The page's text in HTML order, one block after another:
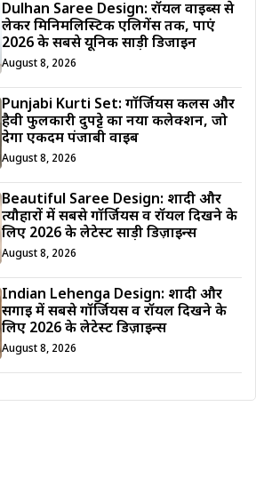
Dulhan Saree Design: रॉयल वाइब्स से
लेकर मिनिमलिस्टिक एलिगेंस तक, पाएं
2026 के सबसे यूनिक साड़ी डिजाईन
August 8, 2026
Punjabi Kurti Set: गॉर्जियस कलर्स और
हैवी फुलकारी दुपट्टे का नया कलेक्शन, जो
देगा एकदम पंजाबी वाइब
August 8, 2026
Beautiful Saree Design: शादी और
त्यौहारों में सबसे गॉर्जियस व रॉयल दिखने के
लिए 2026 के लेटेस्ट साड़ी डिज़ाइन्स
August 8, 2026
Indian Lehenga Design: शादी और
सगाई में सबसे गॉर्जियस व रॉयल दिखने के
लिए 2026 के लेटेस्ट डिज़ाइन्स
August 8, 2026